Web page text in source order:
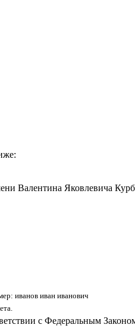
Валентина Яковлевича
иванов иван иванович
с Федеральным